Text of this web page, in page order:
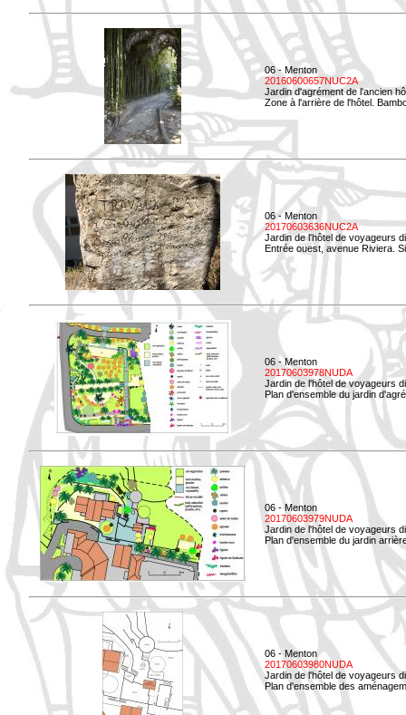
06 - Menton
20160600657NUC2A
Jardin d'agrément de l'ancien
Zone à l'arrière de l'hôtel.
06 - Menton
20170603636NUC2A
Jardin de l'hôtel de voyageurs
Entrée ouest, avenue Riviera.
06 - Menton
20170603978NUDA
Jardin de l'hôtel de voyageurs
Plan d'ensemble du jardin
06 - Menton
20170603979NUDA
Jardin de l'hôtel de voyageurs
Plan d'ensemble du jardin
06 - Menton
20170603980NUDA
Jardin de l'hôtel de voyageurs
Plan d'ensemble des